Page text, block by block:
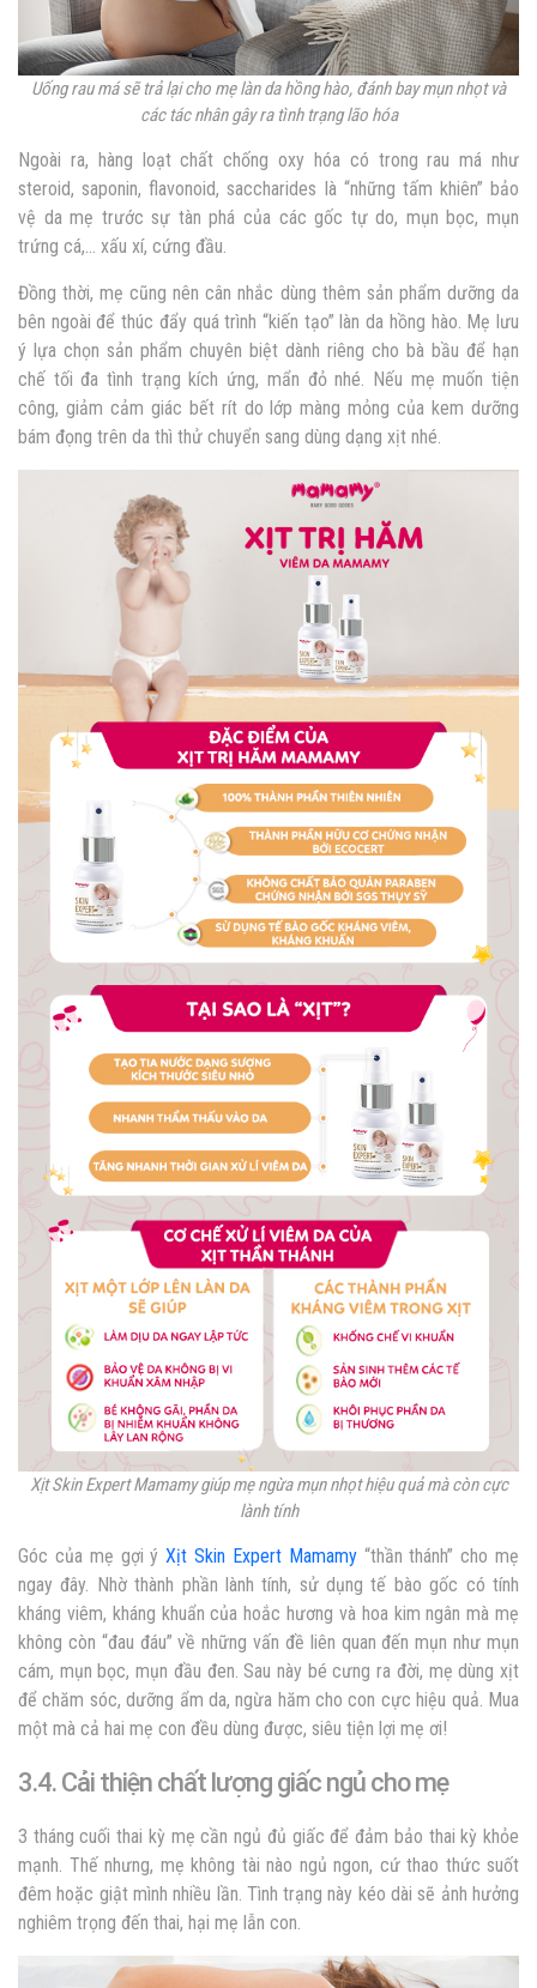
Uống rau má sẽ trả lại cho mẹ làn da hồng hào, đánh bay mụn nhọt và
các tác nhân gây ra tình trạng lão hóa
Ngoài ra, hàng loạt chất chống oxy hóa có trong rau má như
steroid, saponin, flavonoid, saccharides là “những tấm khiên” bảo
vệ da mẹ trước sự tàn phá của các gốc tự do, mụn bọc, mụn
trứng cá,… xấu xí, cứng đầu.
Đồng thời, mẹ cũng nên cân nhắc dùng thêm sản phẩm dưỡng da
bên ngoài để thúc đẩy quá trình “kiến tạo” làn da hồng hào. Mẹ lưu
ý lựa chọn sản phẩm chuyên biệt dành riêng cho bà bầu để hạn
chế tối đa tình trạng kích ứng, mẩn đỏ nhé. Nếu mẹ muốn tiện
công, giảm cảm giác bết rít do lớp màng mỏng của kem dưỡng
bám đọng trên da thì thử chuyển sang dùng dạng xịt nhé.
Xịt Skin Expert Mamamy giúp mẹ ngừa mụn nhọt hiệu quả mà còn cực
lành tính
Góc của mẹ gợi ýXịt Skin Expert Mamamy“thần thánh” cho mẹ
ngay đây. Nhờ thành phần lành tính, sử dụng tế bào gốc có tính
kháng viêm, kháng khuẩn của hoắc hương và hoa kim ngân mà mẹ
không còn “đau đáu” về những vấn đề liên quan đến mụn như mụn
cám, mụn bọc, mụn đầu đen. Sau này bé cưng ra đời, mẹ dùng xịt
để chăm sóc, dưỡng ẩm da, ngừa hăm cho con cực hiệu quả. Mua
một mà cả hai mẹ con đều dùng được, siêu tiện lợi mẹ ơi!
3.4. Cải thiện chất lượng giấc ngủ cho mẹ
3 tháng cuối thai kỳ mẹ cần ngủ đủ giấc để đảm bảo thai kỳ khỏe
mạnh. Thế nhưng, mẹ không tài nào ngủ ngon, cứ thao thức suốt
đêm hoặc giật mình nhiều lần. Tình trạng này kéo dài sẽ ảnh hưởng
nghiêm trọng đến thai, hại mẹ lẫn con.